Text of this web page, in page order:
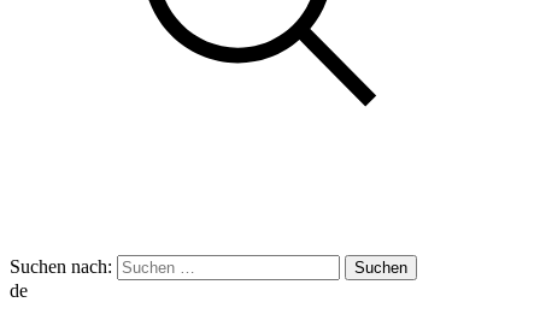
Suchen nach:
de